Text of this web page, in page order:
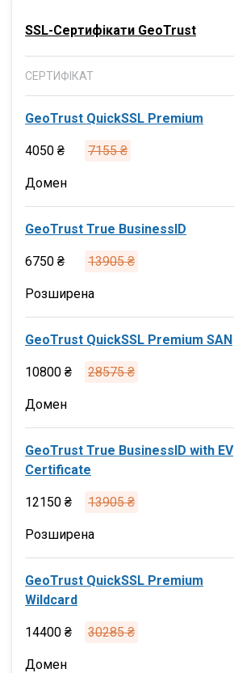
SSL-Сертифікати GeoTrust
СЕРТИФІКАТ
GeoTrust QuickSSL Premium
4050 ₴ 7155 ₴
Домен
GeoTrust True BusinessID
6750 ₴ 13905 ₴
Розширена
GeoTrust QuickSSL Premium SAN
10800 ₴ 28575 ₴
Домен
GeoTrust True BusinessID with EV
Certificate
12150 ₴ 13905 ₴
Розширена
GeoTrust QuickSSL Premium
Wildcard
14400 ₴ 30285 ₴
Домен